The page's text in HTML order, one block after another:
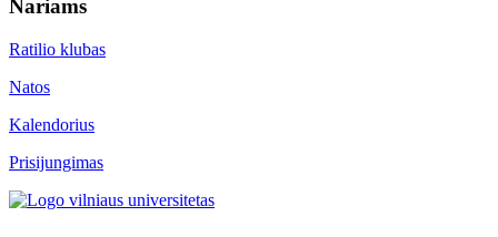
Nariams
Ratilio klubas
Natos
Kalendorius
Prisijungimas